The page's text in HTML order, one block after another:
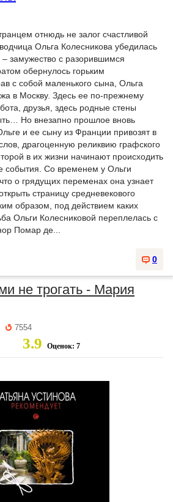
отнюдь не залог счастливой
Ольга Колесникова убедилась
замужество с разорившимся
обернулось горьким
с собой маленького сына, Ольга
в Москву. Здесь ее по-прежнему
друзья, здесь родные стены
Но внезапно прошлое вновь
и ее сыну из Франции привозят в
драгоценную реликвию графского
в их жизни начинают происходить
события. Со временем у Ольги
о грядущих переменах она узнает
страницу средневекового
образом, под действием каких
Ольги Колесниковой переплелась с
Помар де...
0
не трогать - Мария
7554
3.9 Оценок: 7